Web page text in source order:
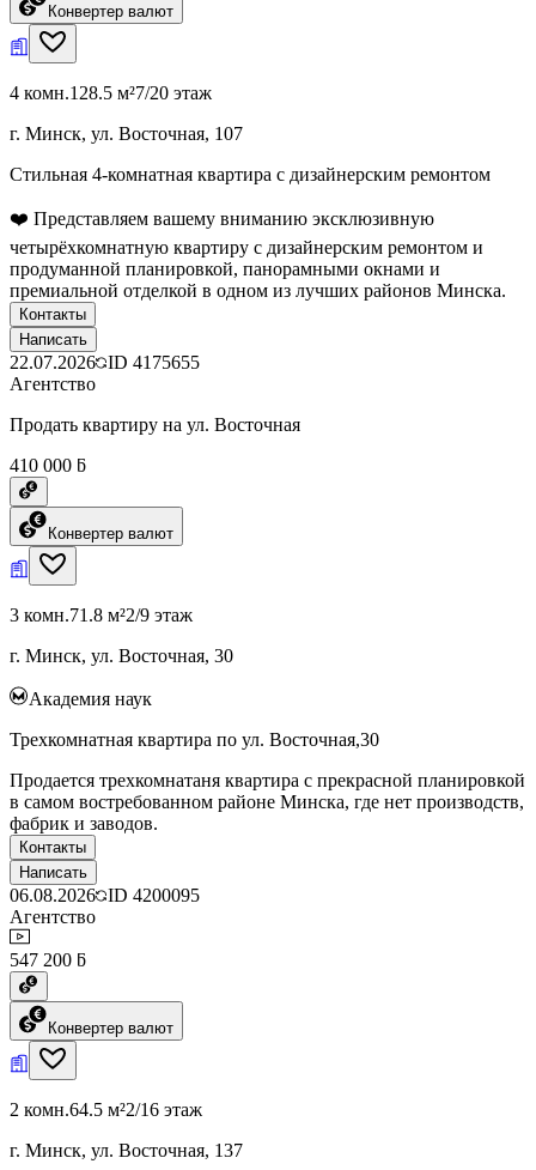
Конвертер валют
4 комн.128.5 м²7/20 этаж
г. Минск, ул. Восточная, 107
Стильная 4-комнатная квартира с дизайнерским ремонтом
❤️ Представляем вашему вниманию эксклюзивную
четырёхкомнатную квартиру с дизайнерским ремонтом и
продуманной планировкой, панорамными окнами и
премиальной отделкой в одном из лучших районов Минска.
Контакты
Написать
22.07.2026 ID 4175655
Агентство
Продать квартиру на ул. Восточная
410 000 ƃ
Конвертер валют
3 комн.71.8 м²2/9 этаж
г. Минск, ул. Восточная, 30
Академия наук
Трехкомнатная квартира по ул. Восточная,30
Продается трехкомнатаня квартира с прекрасной планировкой
в самом востребованном районе Минска, где нет производств,
фабрик и заводов.
Контакты
Написать
06.08.2026 ID 4200095
Агентство
547 200 ƃ
Конвертер валют
2 комн.64.5 м²2/16 этаж
г. Минск, ул. Восточная, 137